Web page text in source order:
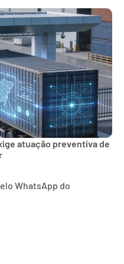
atuação preventiva de
WhatsApp do